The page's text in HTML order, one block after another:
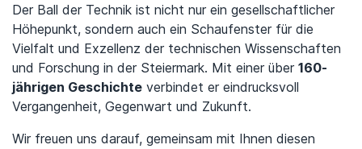
Der Ball der Technik ist nicht nur ein gesellschaftlicher
Höhepunkt, sondern auch ein Schaufenster für die
Vielfalt und Exzellenz der technischen Wissenschaften
und Forschung in der Steiermark. Mit einer über 160-
jährigen Geschichte verbindet er eindrucksvoll
Vergangenheit, Gegenwart und Zukunft.
Wir freuen uns darauf, gemeinsam mit Ihnen diesen